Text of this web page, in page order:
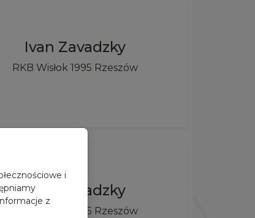
Ivan Zavadzky
RKB Wisłok 1995 Rzeszów
Ivan Zavadzky
RKB Wisłok 1995 Rzeszów
i
z